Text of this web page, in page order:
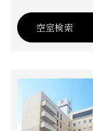
空室検索